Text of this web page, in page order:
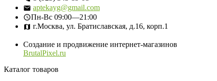
aptekayg@gmail.com
Пн-Вс 09:00—21:00
г.Москва, ул. Братиславская, д.16, корп.1
Создание и продвижение интернет-магазинов
BrutalPixel.ru
Каталог товаров